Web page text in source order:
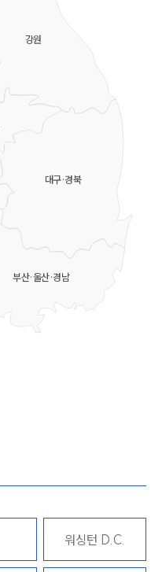
강원
대구·경북
부산·울산·경남
워싱턴 D.C.